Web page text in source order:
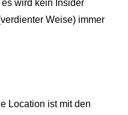
wird kein Insider
Weise) immer
Location ist mit den